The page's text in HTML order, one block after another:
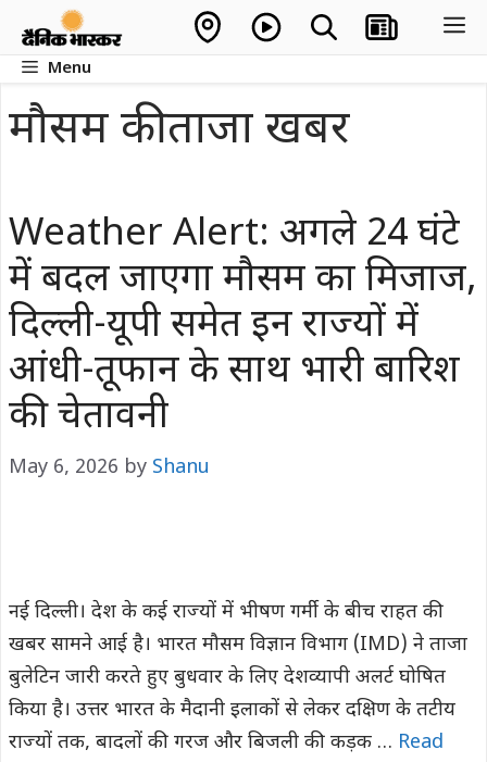
contentMenu
मौसम की ताजा खबर
Weather Alert: अगले 24 घंटे
में बदल जाएगा मौसम का मिजाज,
दिल्ली-यूपी समेत इन राज्यों में
आंधी-तूफान के साथ भारी बारिश
की चेतावनी
May 6, 2026 by Shanu
नई दिल्ली। देश के कई राज्यों में भीषण गर्मी के बीच राहत की
खबर सामने आई है। भारत मौसम विज्ञान विभाग (IMD) ने ताजा
बुलेटिन जारी करते हुए बुधवार के लिए देशव्यापी अलर्ट घोषित
किया है। उत्तर भारत के मैदानी इलाकों से लेकर दक्षिण के तटीय
राज्यों तक, बादलों की गरज और बिजली की कड़क … Read